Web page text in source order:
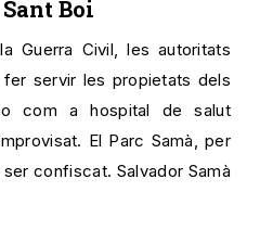
Boi
Guerra Civil, les autoritats
fer servir les propietats dels
com a hospital de salut
El Parc Samà, per
confiscat. Salvador Samà